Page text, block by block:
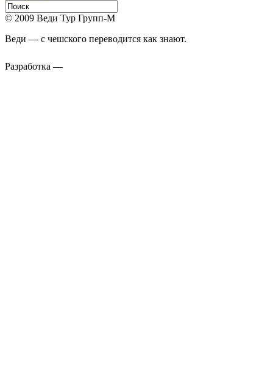
© 2009 Веди Тур Групп-М
Веди — с чешского переводится как знают.
Разработка —